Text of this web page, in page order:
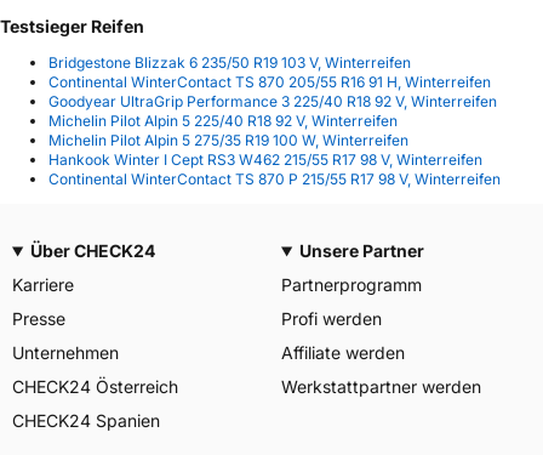
Testsieger Reifen
Bridgestone Blizzak 6 235/50 R19 103 V, Winterreifen
Continental WinterContact TS 870 205/55 R16 91 H, Winterreifen
Goodyear UltraGrip Performance 3 225/40 R18 92 V, Winterreifen
Michelin Pilot Alpin 5 225/40 R18 92 V, Winterreifen
Michelin Pilot Alpin 5 275/35 R19 100 W, Winterreifen
Hankook Winter I Cept RS3 W462 215/55 R17 98 V, Winterreifen
Continental WinterContact TS 870 P 215/55 R17 98 V, Winterreifen
Über CHECK24
Karriere
Presse
Unternehmen
CHECK24 Österreich
CHECK24 Spanien
Unsere Partner
Partnerprogramm
Profi werden
Affiliate werden
Werkstattpartner werden